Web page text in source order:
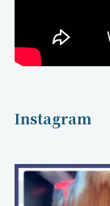
Instagram